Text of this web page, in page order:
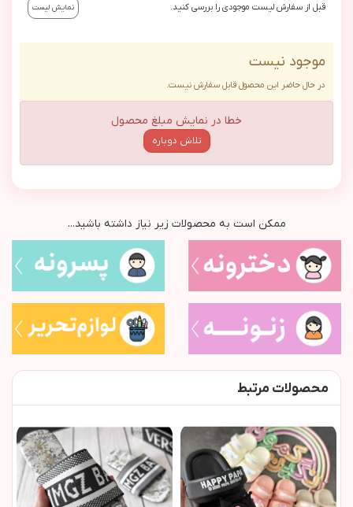
قبل از سفارش لیست موجودی را بررسی کنید. نمایش لیست
موجود نیست
در حال حاضر این محصول قابل سفارش نیست.
خطا در نمایش مبلغ محصول
تلاش دوباره
ممکن است به محصولات زیر نیاز داشته باشید...
محصولات مرتبط